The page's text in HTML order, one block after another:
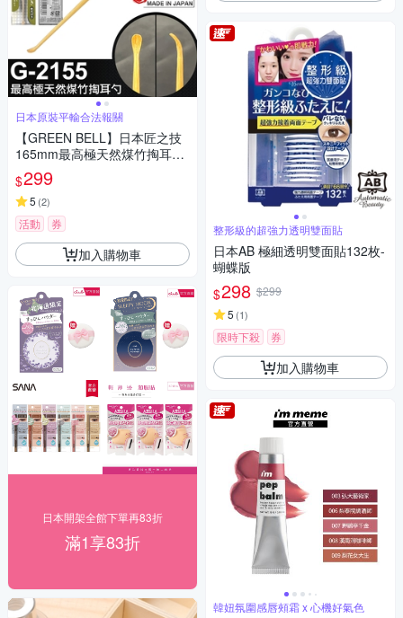
日本原裝平輸合法報關
【GREEN BELL】日本匠之技
165mm最高極天然煤竹掏耳勺
(掏耳棒 挖耳器 耳掏 耳扒 耳耙
子/G-2155)
$299
5 (2)
活動 券
加入購物車
日本開架全館下單再83折
滿1享83折
整形級的超強力透明雙面貼
日本AB 極細透明雙面貼132枚-
蝴蝶版
$298 $299
5 (1)
限時下殺 券
加入購物車
韓妞氛圍感唇頰霜 x 心機好氣色